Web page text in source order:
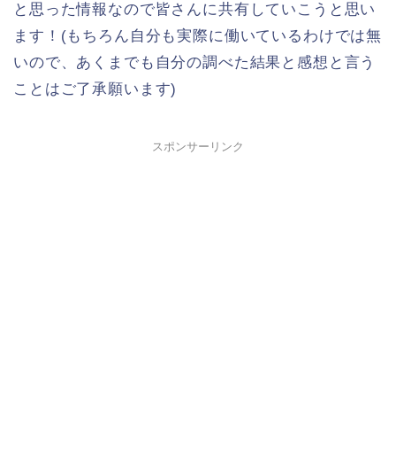
と思った情報なので皆さんに共有していこうと思い
ます！(もちろん自分も実際に働いているわけでは無
いので、あくまでも自分の調べた結果と感想と言う
ことはご了承願います)
スポンサーリンク